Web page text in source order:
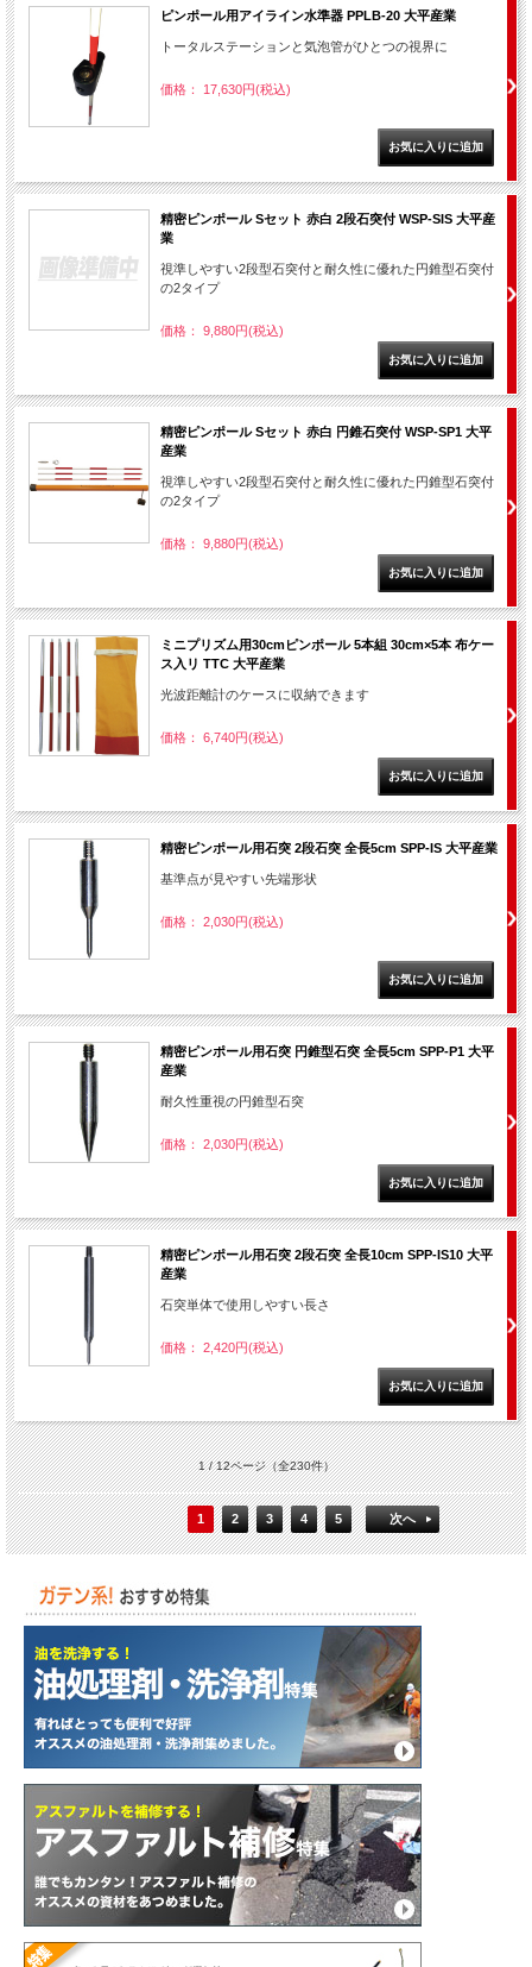
ピンポール用アイライン水準器 PPLB-20 大平産業
トータルステーションと気泡管がひとつの視界に
価格： 17,630円(税込)
精密ピンポール Sセット 赤白 2段石突付 WSP-SIS 大平産
業
視準しやすい2段型石突付と耐久性に優れた円錐型石突付
の2タイプ
価格： 9,880円(税込)
精密ピンポール Sセット 赤白 円錐石突付 WSP-SP1 大平
産業
視準しやすい2段型石突付と耐久性に優れた円錐型石突付
の2タイプ
価格： 9,880円(税込)
ミニプリズム用30cmピンポール 5本組 30cm×5本 布ケー
ス入リ TTC 大平産業
光波距離計のケースに収納できます
価格： 6,740円(税込)
精密ピンポール用石突 2段石突 全長5cm SPP-IS 大平産業
基準点が見やすい先端形状
価格： 2,030円(税込)
精密ピンポール用石突 円錐型石突 全長5cm SPP-P1 大平
産業
耐久性重視の円錐型石突
価格： 2,030円(税込)
精密ピンポール用石突 2段石突 全長10cm SPP-IS10 大平
産業
石突単体で使用しやすい長さ
価格： 2,420円(税込)
1 / 12ページ（全230件）
1 2 3 4 5 次へ